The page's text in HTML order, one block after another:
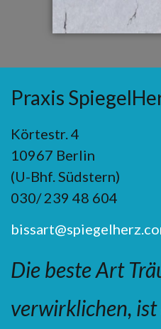
Praxis
Körtestr. 4
10967 Berlin
(U-Bhf. Südstern)
030/ 239 48 604
Die beste Art
verwirklichen,